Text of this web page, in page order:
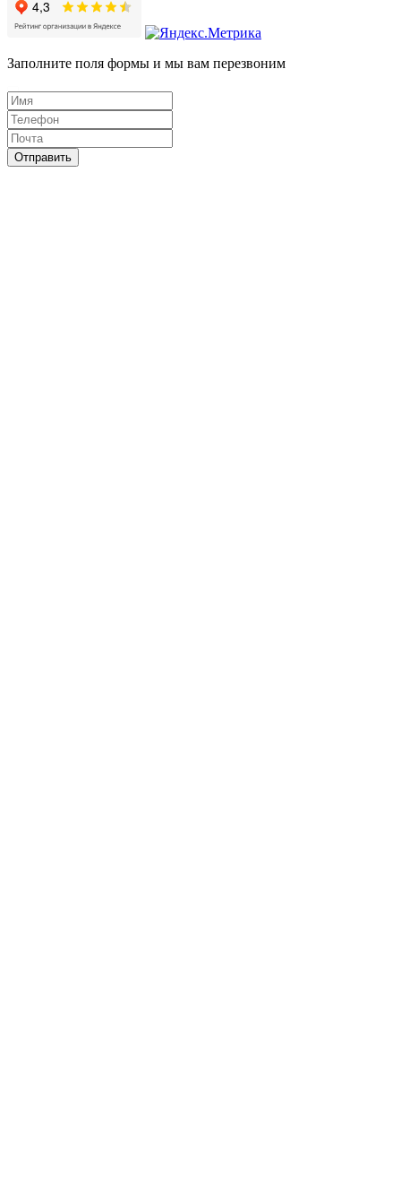
Заполните поля формы и мы вам перезвоним
Отправить